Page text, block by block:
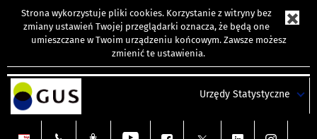
Strona wykorzystuje pliki cookies. Korzystanie z witryny bez
zmiany ustawień Twojej przeglądarki oznacza, że będą one
umieszczane w Twoim urządzeniu końcowym. Zawsze możesz
zmienić te ustawienia.
Urzędy Statystyczne